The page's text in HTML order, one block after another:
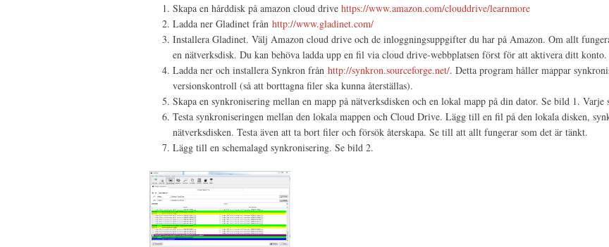
Skapa en hårddisk på amazon cloud drive https://www.amazon.com/clouddrive/learnmore
Ladda ner Gladinet från http://www.gladinet.com/
Installera Gladinet. Välj Amazon cloud drive och de inloggningsuppgifter du har på Amazon. Om allt
en nätverksdisk. Du kan behöva ladda upp en fil via cloud drive-webbplatsen först för att aktivera ditt konto.
Ladda ner och installera Synkron från http://synkron.sourceforge.net/. Detta program håller mappar
versionskontroll (så att borttagna filer ska kunna återställas).
Skapa en synkronisering mellan en mapp på nätverksdisken och en lokal mapp på din dator. Se bild 1. Varje
Testa synkroniseringen mellan den lokala mappen och Cloud Drive. Lägg till en fil på den lokala disken,
nätverksdisken. Testa även att ta bort filer och försök återskapa. Se till att allt fungerar som det är tänkt.
Lägg till en schemalagd synkronisering. Se bild 2.